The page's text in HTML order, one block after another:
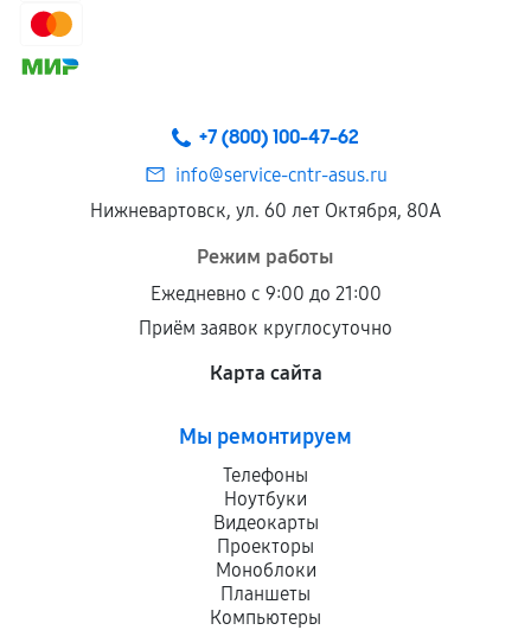
+7 (800) 100-47-62
info@service-cntr-asus.ru
Нижневартовск, ул. 60 лет Октября, 80А
Режим работы
Ежедневно с 9:00 до 21:00
Приём заявок круглосуточно
Карта сайта
Мы ремонтируем
Телефоны
Ноутбуки
Видеокарты
Проекторы
Моноблоки
Планшеты
Компьютеры